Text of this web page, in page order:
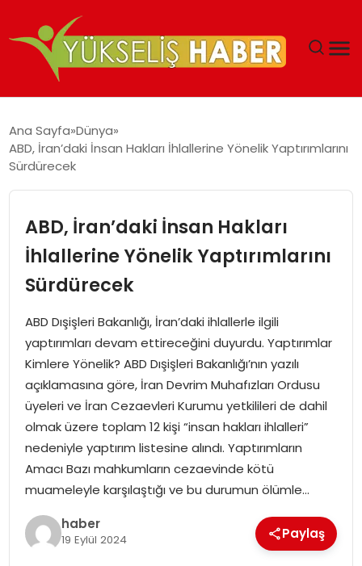
MALIYETLERINI AZALTIYOR’
Ana Sayfa Dünya
ABD, İran’daki İnsan Hakları İhlallerine Yönelik Yaptırımlarını
Sürdürecek
ABD, İran’daki İnsan Hakları
İhlallerine Yönelik Yaptırımlarını
Sürdürecek
ABD Dışişleri Bakanlığı, İran’daki ihlallerle ilgili
yaptırımları devam ettireceğini duyurdu. Yaptırımlar
Kimlere Yönelik? ABD Dışişleri Bakanlığı’nın yazılı
açıklamasına göre, İran Devrim Muhafızları Ordusu
üyeleri ve İran Cezaevleri Kurumu yetkilileri de dahil
olmak üzere toplam 12 kişi “insan hakları ihlalleri”
nedeniyle yaptırım listesine alındı. Yaptırımların
Amacı Bazı mahkumların cezaevinde kötü
muameleyle karşılaştığı ve bu durumun ölümle…
haber
19 Eylül 2024 Paylaş